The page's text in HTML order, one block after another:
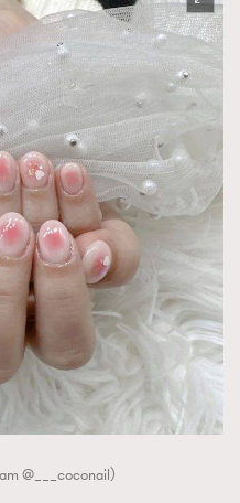
@___coconail）